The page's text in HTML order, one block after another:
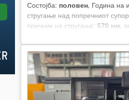
Состојба: половен, Година на
стругање над попречниот
пречник на стругање: 570 мм,
растојание на движење Z-оска: